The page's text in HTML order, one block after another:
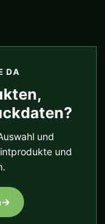
DA
und
und
→